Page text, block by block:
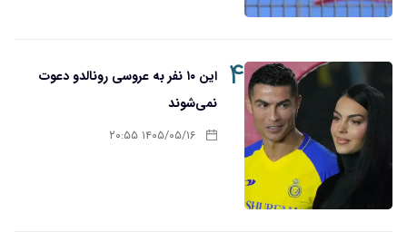
۴
این ۱۰ نفر به عروسی رونالدو دعوت
نمی‌شوند
۱۴۰۵/۰۵/۱۶ ۲۰:۵۵